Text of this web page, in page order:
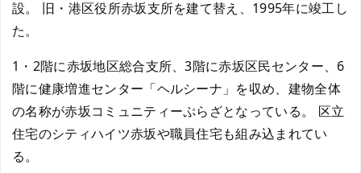
設。 旧・港区役所赤坂支所を建て替え、1995年に竣工し
た。
1・2階に赤坂地区総合支所、3階に赤坂区民センター、6
階に健康増進センター「ヘルシーナ」を収め、建物全体
の名称が赤坂コミュニティーぷらざとなっている。 区立
住宅のシティハイツ赤坂や職員住宅も組み込まれてい
る。